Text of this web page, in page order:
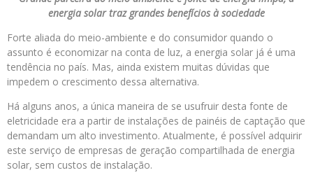
energia solar traz grandes benefícios à sociedade
Forte aliada do meio-ambiente e do consumidor quando o
assunto é economizar na conta de luz, a energia solar já é uma
tendência no país. Mas, ainda existem muitas dúvidas que
impedem o crescimento dessa alternativa.
Há alguns anos, a única maneira de se usufruir desta fonte de
eletricidade era a partir de instalações de painéis de captação que
demandam um alto investimento. Atualmente, é possível adquirir
este serviço de empresas de geração compartilhada de energia
solar, sem custos de instalação.